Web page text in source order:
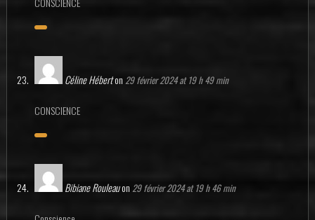
Céline Héberton 29 février 2024 at 19 h 49 min
CONSCIENCE
Bibiane Rouleauon 29 février 2024 at 19 h 46 min